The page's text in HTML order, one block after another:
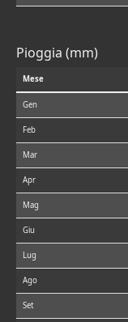
Pioggia (mm)
Mese
Gen
Feb
Mar
Apr
Mag
Giu
Lug
Ago
Set